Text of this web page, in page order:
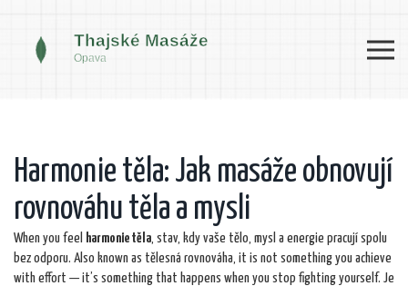
Harmonie těla: Jak masáže obnovují
rovnováhu těla a mysli
When you feel harmonie těla, stav, kdy vaše tělo, mysl a energie pracují spolu
bez odporu. Also known as tělesná rovnováha, it is not something you achieve
with effort — it’s something that happens when you stop fighting yourself. Je